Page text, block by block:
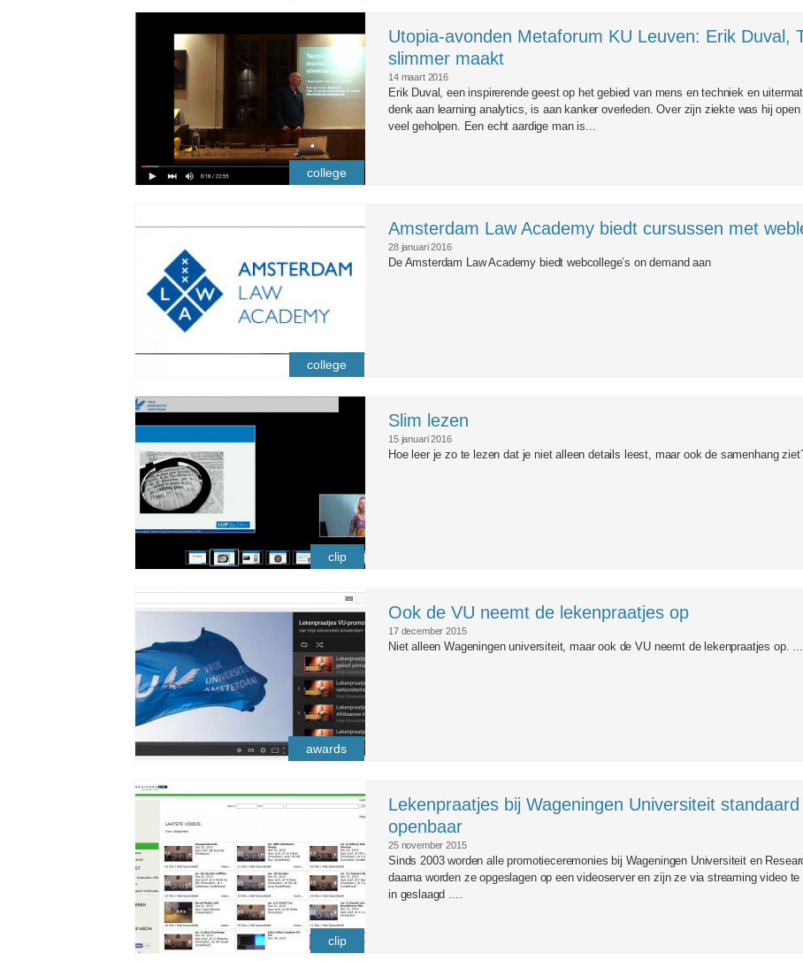
erik_duval_tijdens_college.jpg
college
Utopia-avonden Metaforum KU Leuven: Erik Duval,
slimmer maakt
14 maart 2016
Erik Duval, een inspirerende geest op het gebied van mens en techniek en
denk aan learning analytics, is aan kanker overleden. Over zijn ziekte was hij
veel geholpen. Een echt aardige man is...
college
Amsterdam Law Academy biedt cursussen met
28 januari 2016
De Amsterdam Law Academy biedt webcollege’s on demand aan
slim_lezen_clip.jpg
clip
Slim lezen
15 januari 2016
Hoe leer je zo te lezen dat je niet alleen details leest, maar ook de samenhang
awards
Ook de VU neemt de lekenpraatjes op
17 december 2015
Niet alleen Wageningen universiteit, maar ook de VU neemt de lekenpraatjes op.
lekenpraatjes_wur.jpg
clip
Lekenpraatjes bij Wageningen Universiteit
openbaar
25 november 2015
Sinds 2003 worden alle promotieceremonies bij Wageningen Universiteit en
daarna worden ze opgeslagen op een videoserver en zijn ze via streaming video
in geslaagd ....